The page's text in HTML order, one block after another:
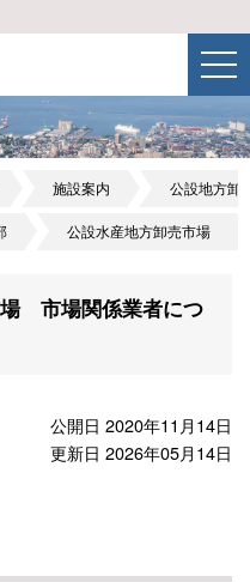
施設案内 公設地方卸
公設水産地方卸売市場
市場関係業者につ
公開日 2020年11月14日
更新日 2026年05月14日